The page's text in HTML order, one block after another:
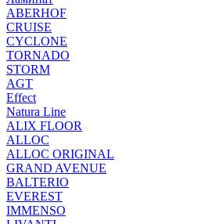
ABERHOF
CRUISE
CYCLONE
TORNADO
STORM
AGT
Effect
Natura Line
ALIX FLOOR
ALLOC
ALLOC ORIGINAL
GRAND AVENUE
BALTERIO
EVEREST
IMMENSO